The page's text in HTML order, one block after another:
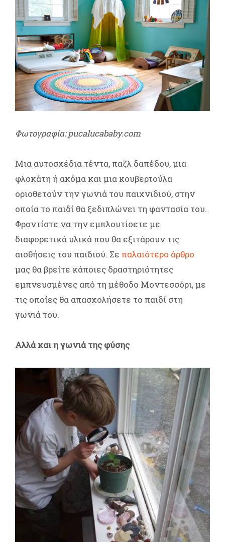
Φωτογραφία: pucalucababy.com
Μια αυτοσχέδια τέντα, παζλ δαπέδου, μια
φλοκάτη ή ακόμα και μια κουβερτούλα
οριοθετούν την γωνιά του παιχνιδιού, στην
οποία το παιδί θα ξεδιπλώνει τη φαντασία του.
Φροντίστε να την εμπλουτίσετε με
διαφορετικά υλικά που θα εξιτάρουν τις
αισθήσεις του παιδιού. Σε παλαιότερο άρθρο
μας θα βρείτε κάποιες δραστηριότητες
εμπνευσμένες από τη μέθοδο Μοντεσσόρι, με
τις οποίες θα απασχολήσετε το παιδί στη
γωνιά του.
Αλλά και η γωνιά της φύσης